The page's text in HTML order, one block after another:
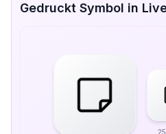
Gedruckt Symbol in